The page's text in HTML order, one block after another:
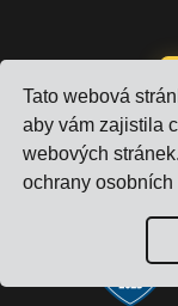
Tato webová
aby vám zajistila
webových
ochrany